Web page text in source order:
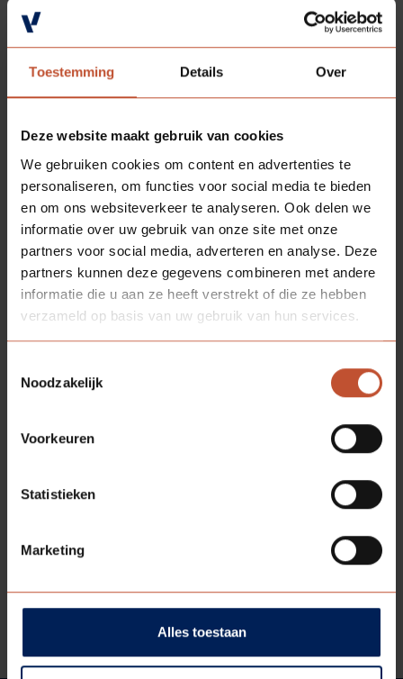
Toestemming Details Over
Deze website maakt gebruik van cookies
We gebruiken cookies om content en advertenties te
personaliseren, om functies voor social media te bieden
en om ons websiteverkeer te analyseren. Ook delen we
informatie over uw gebruik van onze site met onze
partners voor social media, adverteren en analyse. Deze
partners kunnen deze gegevens combineren met andere
informatie die u aan ze heeft verstrekt of die ze hebben
verzameld op basis van uw gebruik van hun services.
Noodzakelijk
Voorkeuren
Statistieken
Marketing
Alles toestaan
gecertificeerd)
DOWNLOADS
Technische informatie